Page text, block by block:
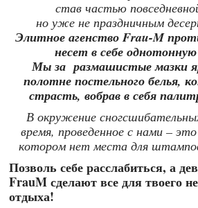
став частью
но уже не праздничным
Элитное агенство Frau-M
несет в себе
Мы за размашистые мазки
полотне постельного белья,
страсть, вобрав в себя
В окружение
время, проведенное с нами –
котором нет места для
Позволь себе расслабиться, а
FrauM сделают все для твоего
отдыха!